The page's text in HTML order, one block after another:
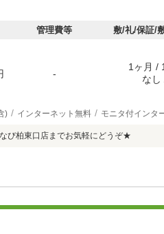
管理費等 敷/礼/保証/
-
1ヶ月 /
なし
) インターネット無料 モニタ付インタ
び柏東口店までお気軽にどうぞ★